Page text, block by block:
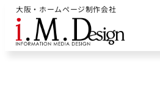
大阪・ホームページ制作会社